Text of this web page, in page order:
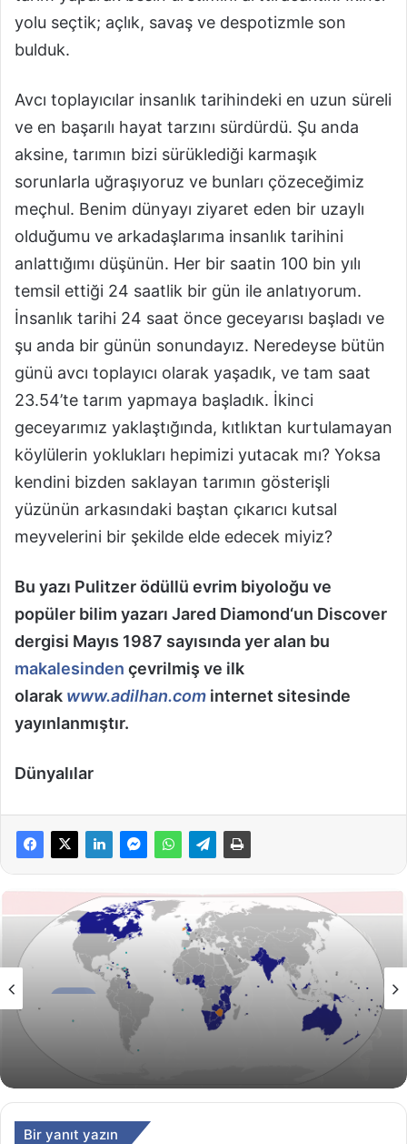
yolu seçtik; açlık, savaş ve despotizmle son
bulduk.
Avcı toplayıcılar insanlık tarihindeki en uzun süreli
ve en başarılı hayat tarzını sürdürdü. Şu anda
aksine, tarımın bizi sürüklediği karmaşık
sorunlarla uğraşıyoruz ve bunları çözeceğimiz
meçhul. Benim dünyayı ziyaret eden bir uzaylı
olduğumu ve arkadaşlarıma insanlık tarihini
anlattığımı düşünün. Her bir saatin 100 bin yılı
temsil ettiği 24 saatlik bir gün ile anlatıyorum.
İnsanlık tarihi 24 saat önce geceyarısı başladı ve
şu anda bir günün sonundayız. Neredeyse bütün
günü avcı toplayıcı olarak yaşadık, ve tam saat
23.54’te tarım yapmaya başladık. İkinci
geceyarımız yaklaştığında, kıtlıktan kurtulamayan
köylülerin yoklukları hepimizi yutacak mı? Yoksa
kendini bizden saklayan tarımın gösterişli
yüzünün arkasındaki baştan çıkarıcı kutsal
meyvelerini bir şekilde elde edecek miyiz?
Bu yazı Pulitzer ödüllü evrim biyoloğu ve
popüler bilim yazarı Jared Diamond‘un Discover
dergisi Mayıs 1987 sayısında yer alan bu
makalesinden çevrilmiş ve ilk
olarak www.adilhan.com internet sitesinde
yayınlanmıştır.
Dünyalılar
17/02/2021
İmparatorluklar Çöktü Biri Hariç!
Bir yanıt yazın